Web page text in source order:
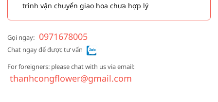
trình vận chuyển giao hoa chưa hợp lý
Gọi ngay: 0971678005
Chat ngay để được tư vấn
For foreigners: please chat with us via email:
thanhcongflower@gmail.com